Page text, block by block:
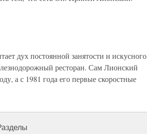
дух постоянной занятости и искусного
ресторан. Сам Лионский
а с 1981 года его первые скоростные